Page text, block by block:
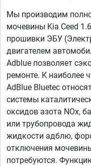
Мы производим
мочевины Kia Ceed
прошивки ЭБУ
двигателем
Adblue позволяет
ремонте. К наиболее
AdBlue Bluetec
системы
оксидов азота NOx,
или трубопровода
жидкости адблю,
отключения
потребуются.